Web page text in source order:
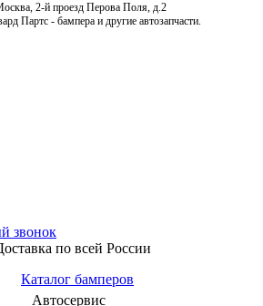
2-й проезд Перова Поля, д.2
Партс - бампера и другие автозапчасти.
звонок
по всей России
Каталог бамперов
Автосервис